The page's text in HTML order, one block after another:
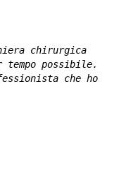
chirurgica
tempo possibile.
che ho